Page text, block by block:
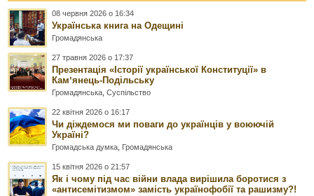
08 червня 2026 о 16:34
Українська книга на Одещині
Громадянська
27 травня 2026 о 17:37
Презентація «Історії української Конституції» в
Камʼянець-Подільську
Громадянська ,Суспільство
22 квітня 2026 о 16:17
Чи діждемося ми поваги до українців у воюючій
Україні?
Громадська думка Громадянська
15 квітня 2026 о 21:57
Як і чому під час війни влада вирішила боротися з
«антисемітизмом» замість українофобії та рашизму?!